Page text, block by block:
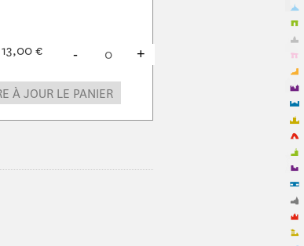
13,00 € -DIMINUER
ÀPRODUITS
+AUGMENTER
ÀPRODUITS
À JOUR LE PANIER